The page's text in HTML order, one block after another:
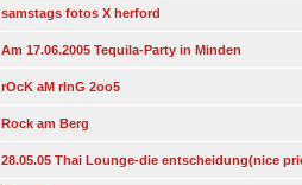
samstags fotos X herford
Am 17.06.2005 Tequila-Party in Minden
rOcK aM rInG 2oo5
Rock am Berg
28.05.05 Thai Lounge-die entscheidung(nice